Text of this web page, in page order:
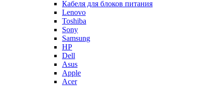
Кабеля для блоков питания
Lenovo
Toshiba
Sony
Samsung
HP
Dell
Asus
Apple
Acer